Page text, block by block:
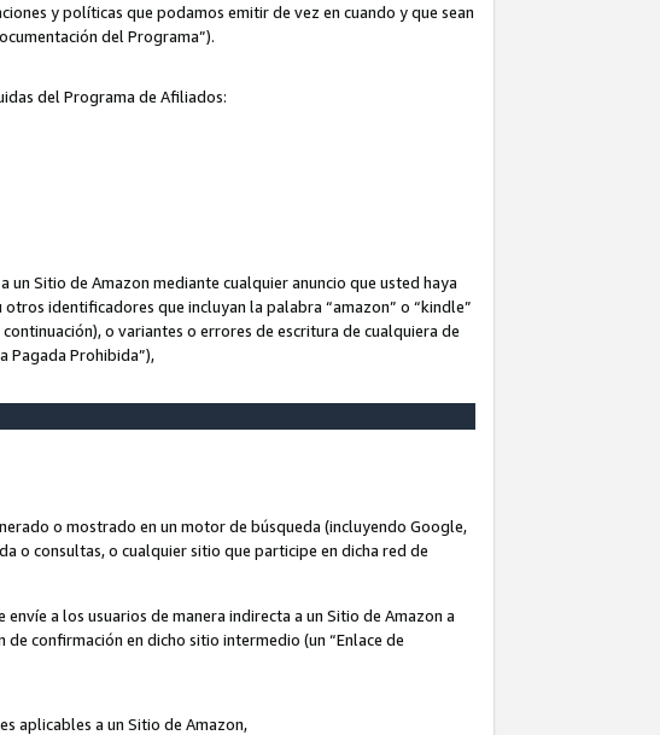
y políticas que podamos emitir de vez en cuando y que sean
del Programa”).
del Programa de Afiliados:
Sitio de Amazon mediante cualquier anuncio que usted haya
identificadores que incluyan la palabra “amazon” o “kindle”
o variantes o errores de escritura de cualquiera de
Pagada Prohibida”),
o mostrado en un motor de búsqueda (incluyendo Google,
o consultas, o cualquier sitio que participe en dicha red de
a los usuarios de manera indirecta a un Sitio de Amazon a
confirmación en dicho sitio intermedio (un “Enlace de
aplicables a un Sitio de Amazon,